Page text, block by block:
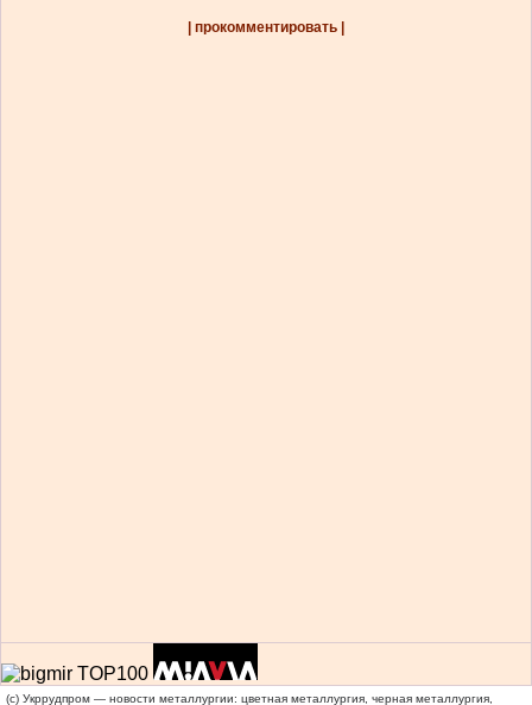
| прокомментировать |
(c) Укррудпром — новости металлургии: цветная металлургия, черная металлургия,